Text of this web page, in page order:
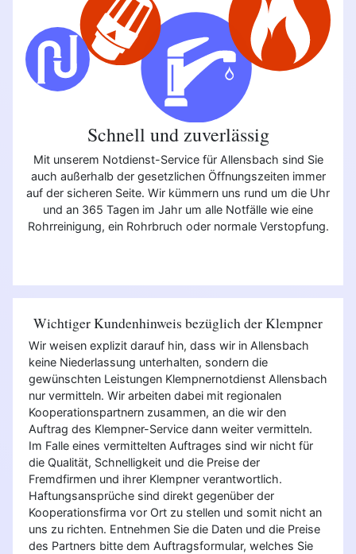
Schnell und zuverlässig
Mit unserem Notdienst-Service für Allensbach sind Sie
auch außerhalb der gesetzlichen Öffnungszeiten immer
auf der sicheren Seite. Wir kümmern uns rund um die Uhr
und an 365 Tagen im Jahr um alle Notfälle wie eine
Rohrreinigung, ein Rohrbruch oder normale Verstopfung.
Wichtiger Kundenhinweis bezüglich der Klempner
Wir weisen explizit darauf hin, dass wir in Allensbach
keine Niederlassung unterhalten, sondern die
gewünschten Leistungen Klempnernotdienst Allensbach
nur vermitteln. Wir arbeiten dabei mit regionalen
Kooperationspartnern zusammen, an die wir den
Auftrag des Klempner-Service dann weiter vermitteln.
Im Falle eines vermittelten Auftrages sind wir nicht für
die Qualität, Schnelligkeit und die Preise der
Fremdfirmen und ihrer Klempner verantwortlich.
Haftungsansprüche sind direkt gegenüber der
Kooperationsfirma vor Ort zu stellen und somit nicht an
uns zu richten. Entnehmen Sie die Daten und die Preise
des Partners bitte dem Auftragsformular, welches Sie